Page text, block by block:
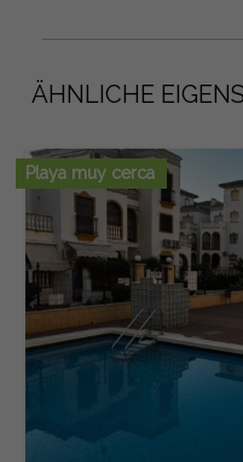
ÄHNLICHE
Playa muy cerca